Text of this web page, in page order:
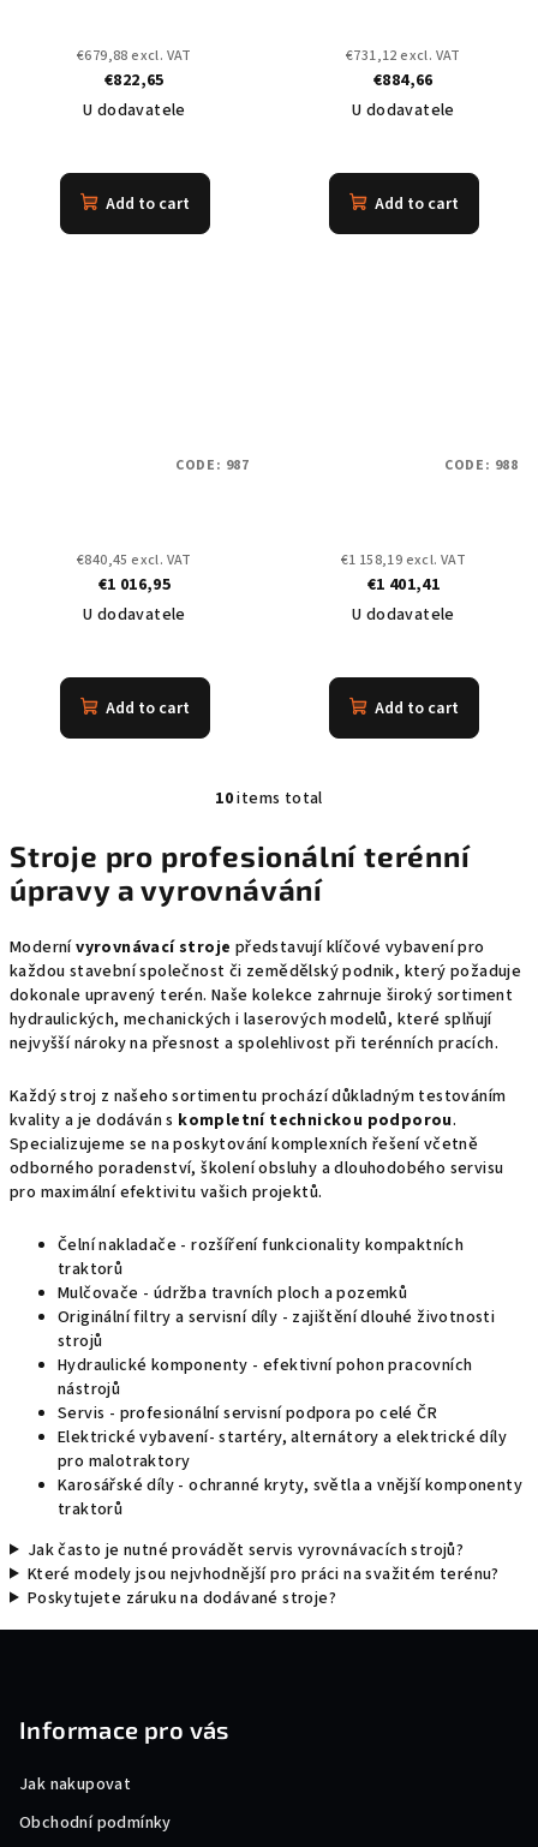
€679,88 excl. VAT
€822,65
U dodavatele
Add to cart
€731,12 excl. VAT
€884,66
U dodavatele
Add to cart
€840,45 excl. VAT
€1 016,95
U dodavatele
Add to cart
CODE: 987
€1 158,19 excl. VAT
€1 401,41
U dodavatele
Add to cart
CODE: 988
L
s
t
n
g
c
o
n
t
r
o
l
s
10items total
Stroje pro profesionální terénní
úpravy a vyrovnávání
Modernívyrovnávací stroje představují klíčové vybavení pro
každou stavební společnost či zemědělský podnik, který požaduje
dokonale upravený terén. Naše kolekce zahrnuje široký sortiment
hydraulických, mechanických i laserových modelů, které splňují
nejvyšší nároky na přesnost a spolehlivost při terénních pracích.
Každý stroj z našeho sortimentu prochází důkladným testováním
kvality a je dodáván s kompletní technickou podporou.
Specializujeme se na poskytování komplexních řešení včetně
odborného poradenství, školení obsluhy a dlouhodobého servisu
pro maximální efektivitu vašich projektů.
Čelní nakladače - rozšíření funkcionality kompaktních
traktorů
Mulčovače - údržba travních ploch a pozemků
Originální filtry a servisní díly - zajištění dlouhé životnosti
strojů
Hydraulické komponenty - efektivní pohon pracovních
nástrojů
Servis - profesionální servisní podpora po celé ČR
Elektrické vybavení- startéry, alternátory a elektrické díly
pro malotraktory
Karosářské díly - ochranné kryty, světla a vnější komponenty
traktorů
Jak často je nutné provádět servis vyrovnávacích strojů?
Které modely jsou nejvhodnější pro práci na svažitém terénu?
Poskytujete záruku na dodávané stroje?
Informace pro vás
Jak nakupovat
Obchodní podmínky